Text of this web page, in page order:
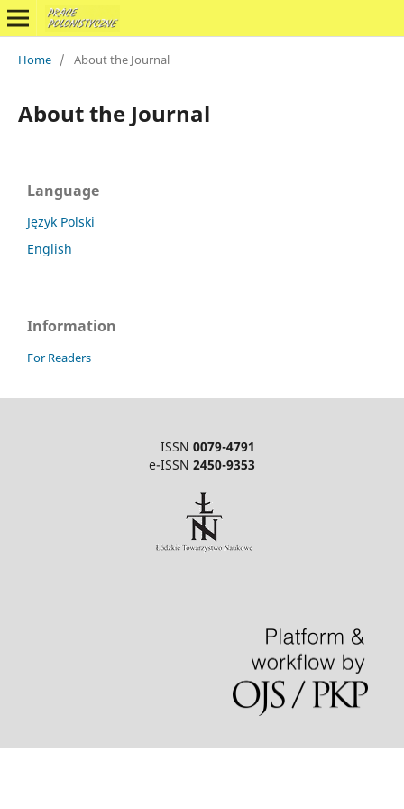
Home / About the Journal
About the Journal
Language
Język Polski
English
Information
For Readers
ISSN 0079-4791
e-ISSN 2450-9353